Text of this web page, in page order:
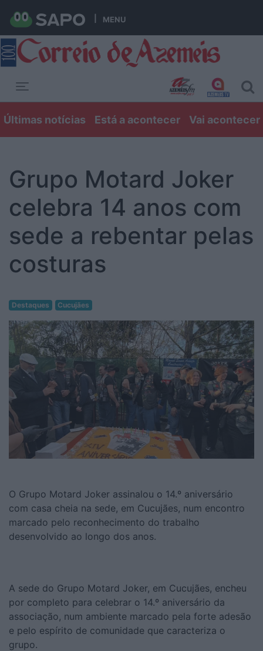
MENU
Últimas notícias Está a acontecer Vai acontecer
Grupo Motard Joker
celebra 14 anos com
sede a rebentar pelas
costuras
Destaques Cucujães
O Grupo Motard Joker assinalou o 14.º aniversário
com casa cheia na sede, em Cucujães, num encontro
marcado pelo reconhecimento do trabalho
desenvolvido ao longo dos anos.
A sede do Grupo Motard Joker, em Cucujães, encheu
por completo para celebrar o 14.º aniversário da
associação, num ambiente marcado pela forte adesão
e pelo espírito de comunidade que caracteriza o
grupo.